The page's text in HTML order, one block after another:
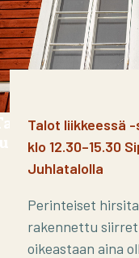
liikkeessä -
Talot liikkeessä
klo 12.30–15.30
Juhlatalolla
Perinteiset
rakennettu
oikeastaan aina